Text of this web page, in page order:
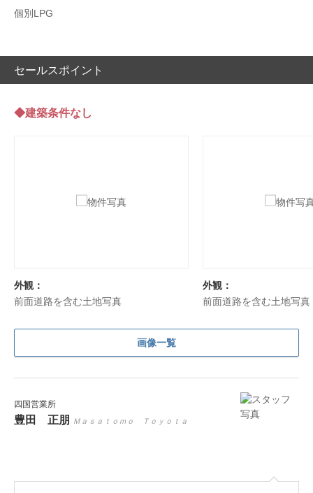
個別LPG
セールスポイント
◆建築条件なし
外観：
前面道路を含む土地写真
外観：
前面道路を含む土地写真
画像一覧
四国営業所
豊田 正朋 Ｍａｓａｔｏｍｏ Ｔｏｙｏｔａ